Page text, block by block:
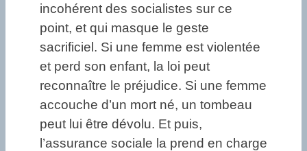
incohérent des socialistes sur ce
point, et qui masque le geste
sacrificiel. Si une femme est violentée
et perd son enfant, la loi peut
reconnaître le préjudice. Si une femme
accouche d’un mort né, un tombeau
peut lui être dévolu. Et puis,
l’assurance sociale la prend en charge